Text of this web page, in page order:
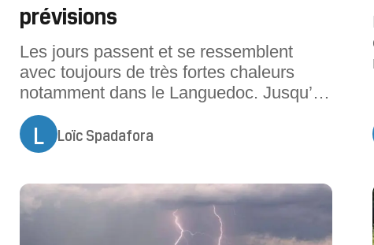
prévisions
Les jours passent et se ressemblent
avec toujours de très fortes chaleurs
notamment dans le Languedoc. Jusqu’à
quand ?Pour cette journée du vendredi 7
août, le temps est toujours estival en
Occitanie notamment dans le
persistent encore, surtout dans l’Hérault
et l
L Loïc Spadafora